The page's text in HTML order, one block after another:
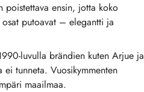
poistettava ensin, jotta koko
putoavat – elegantti ja
luvulla brändien kuten Arjue ja
ei tunneta. Vuosikymmenten
maailmaa.